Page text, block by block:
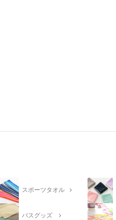
スポーツタオル
バスグッズ